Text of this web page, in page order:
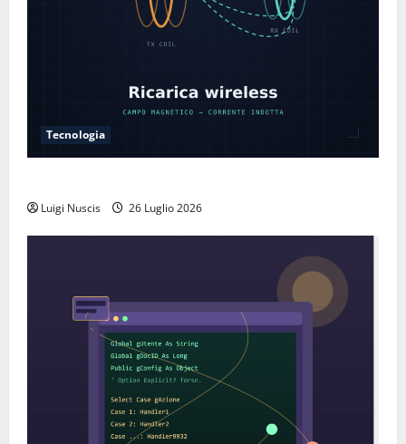
Tecnologia
Luigi Nuscis 26 Luglio 2026